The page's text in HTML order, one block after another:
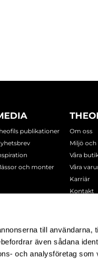
till användarna,
även sådana
och analysföretag som
publikationer
och monter
Om oss
Miljö
Våra
Våra
Karriär
Kontakt